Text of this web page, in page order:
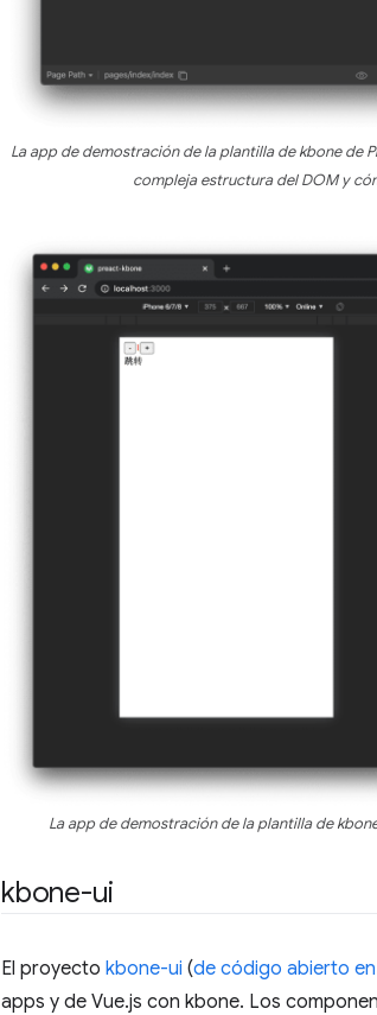
La app de demostración de la plantilla de kbone de
compleja estructura del DOM y
La app de demostración de la plantilla de
kbone-ui
El proyecto kbone-ui (de código abierto
apps y de Vue.js con kbone. Los